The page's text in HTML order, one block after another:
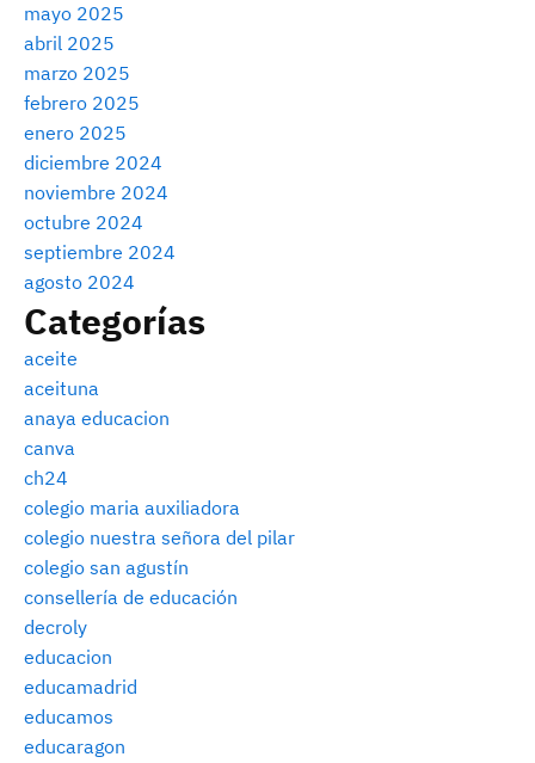
mayo 2025
abril 2025
marzo 2025
febrero 2025
enero 2025
diciembre 2024
noviembre 2024
octubre 2024
septiembre 2024
agosto 2024
Categorías
aceite
aceituna
anaya educacion
canva
ch24
colegio maria auxiliadora
colegio nuestra señora del pilar
colegio san agustín
consellería de educación
decroly
educacion
educamadrid
educamos
educaragon